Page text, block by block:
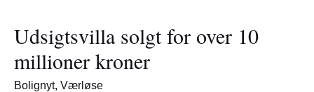
Udsigtsvilla solgt for over 10
millioner kroner
Bolignyt, Værløse
for
over
10
millioner